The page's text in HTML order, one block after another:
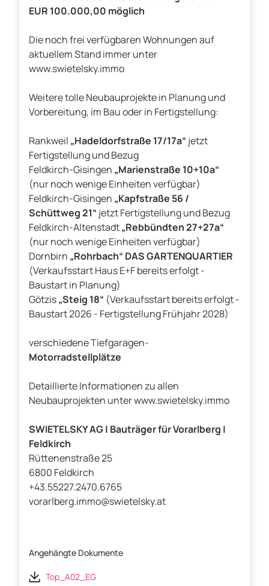
EUR 100.000,00 möglich
Die noch frei verfügbaren Wohnungen auf
aktuellem Stand immer unter
www.swietelsky.immo
Weitere tolle Neubauprojekte in Planung und
Vorbereitung, im Bau oder in Fertigstellung:
Rankweil „Hadeldorfstraße 17/17a“ jetzt
Fertigstellung und Bezug
Feldkirch-Gisingen „Marienstraße 10+10a“
(nur noch wenige Einheiten verfügbar)
Feldkirch-Gisingen „Kapfstraße 56 /
Schüttweg 21“ jetzt Fertigstellung und Bezug
Feldkirch-Altenstadt„Rebbündten 27+27a“
(nur noch wenige Einheiten verfügbar)
Dornbirn „Rohrbach“ DAS GARTENQUARTIER
(Verkaufsstart Haus E+F bereits erfolgt -
Baustart in Planung)
Götzis„Steig 18“ (Verkaufsstart bereits erfolgt -
Baustart 2026 - Fertigstellung Frühjahr 2028)
verschiedene Tiefgaragen-
Motorradstellplätze
Detaillierte Informationen zu allen
Neubauprojekten unter www.swietelsky.immo
SWIETELSKY AG | Bauträger für Vorarlberg |
Feldkirch
Rüttenenstraße 25
6800 Feldkirch
+43.55227.2470.6765
vorarlberg.immo@swietelsky.at
Angehängte Dokumente
Top_A02_EG